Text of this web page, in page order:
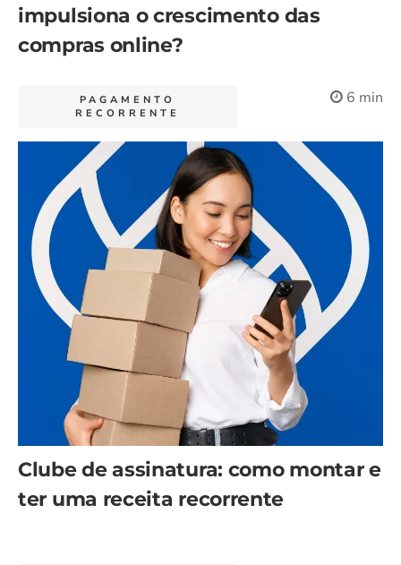
impulsiona o crescimento das
compras online?
PAGAMENTO
RECORRENTE
6 min
Clube de assinatura: como montar e
ter uma receita recorrente